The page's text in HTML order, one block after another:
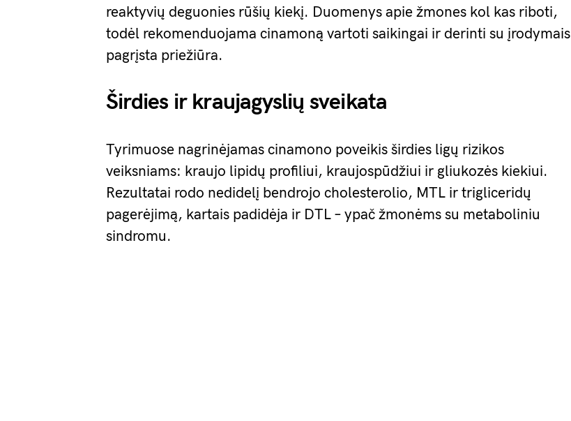
reaktyvių deguonies rūšių kiekį. Duomenys apie žmones kol kas riboti,
todėl rekomenduojama cinamoną vartoti saikingai ir derinti su įrodymais
pagrįsta priežiūra.
Širdies ir kraujagyslių sveikata
Tyrimuose nagrinėjamas cinamono poveikis širdies ligų rizikos
veiksniams: kraujo lipidų profiliui, kraujospūdžiui ir gliukozės kiekiui.
Rezultatai rodo nedidelį bendrojo cholesterolio, MTL ir trigliceridų
pagerėjimą, kartais padidėja ir DTL – ypač žmonėms su metaboliniu
sindromu.